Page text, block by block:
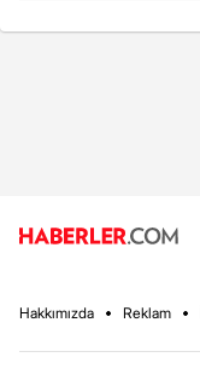
Hakkımızda Reklam